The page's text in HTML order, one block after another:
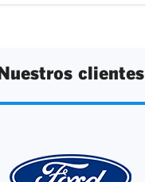
Nuestros clientes